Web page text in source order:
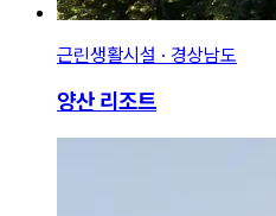
근린생활시설 · 경상남도
양산 리조트